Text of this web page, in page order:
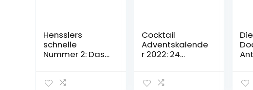
Hensslers
schnelle
Nummer 2: Das
Welt (Gräfe und
Cocktail
Adventskalende
r 2022: 24
für die